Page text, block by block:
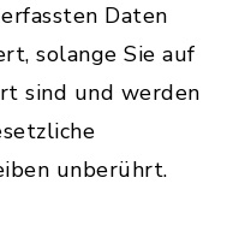
Daten
solange Sie auf
sind und werden
unberührt.